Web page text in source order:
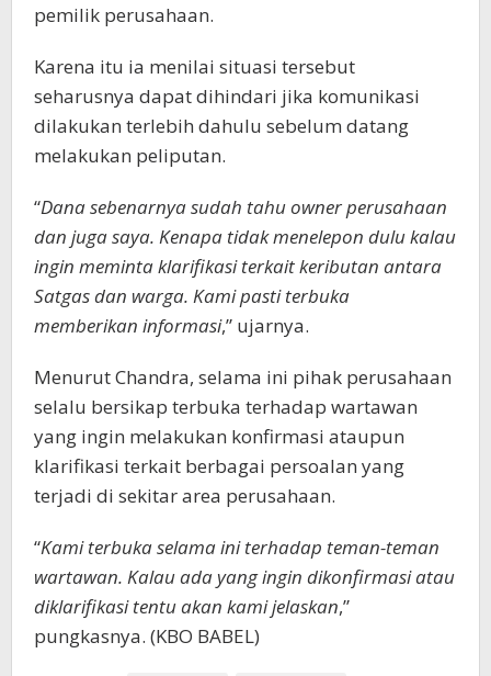
pemilik perusahaan.
Karena itu ia menilai situasi tersebut
seharusnya dapat dihindari jika komunikasi
dilakukan terlebih dahulu sebelum datang
melakukan peliputan.
“Dana sebenarnya sudah tahu owner perusahaan
dan juga saya. Kenapa tidak menelepon dulu kalau
ingin meminta klarifikasi terkait keributan antara
Satgas dan warga. Kami pasti terbuka
memberikan informasi,” ujarnya.
Menurut Chandra, selama ini pihak perusahaan
selalu bersikap terbuka terhadap wartawan
yang ingin melakukan konfirmasi ataupun
klarifikasi terkait berbagai persoalan yang
terjadi di sekitar area perusahaan.
“Kami terbuka selama ini terhadap teman-teman
wartawan. Kalau ada yang ingin dikonfirmasi atau
diklarifikasi tentu akan kami jelaskan,”
pungkasnya. (KBO BABEL)